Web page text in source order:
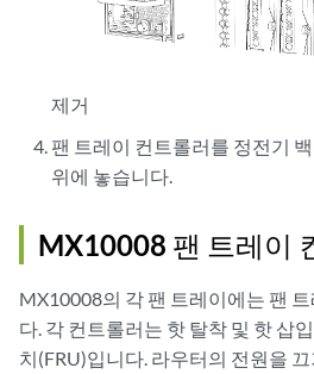
제거
팬 트레이 컨트롤러를 정전기
위에 놓습니다.
MX10008 팬 트레이
MX10008의 각 팬 트레이에는 팬
다. 각 컨트롤러는 핫 탈착 및 핫 삽
치(FRU)입니다. 라우터의 전원을